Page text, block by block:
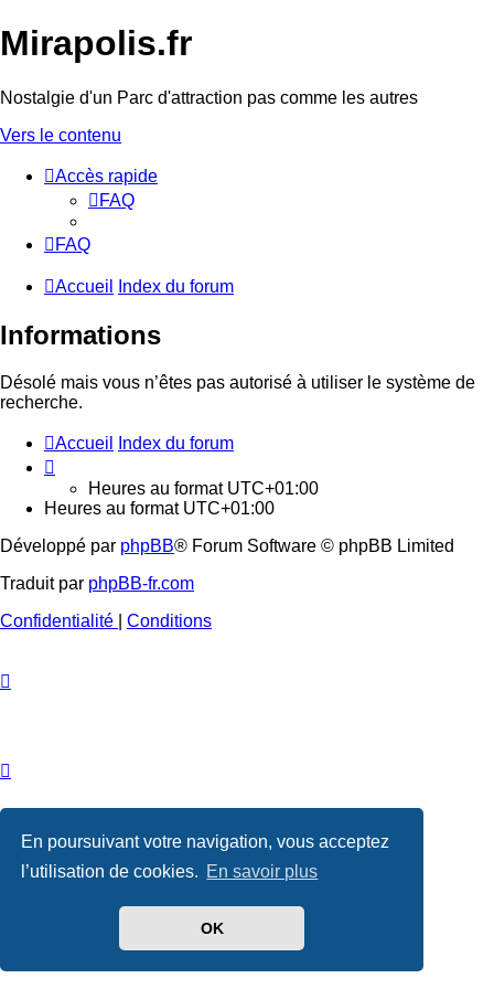
En poursuivant votre navigation, vous acceptez
l’utilisation de cookies. En savoir plus
OK
Mirapolis.fr
Nostalgie d'un Parc d'attraction pas comme les autres
Vers le contenu
Accès rapide
FAQ
FAQ
Accueil Index du forum
Informations
Désolé mais vous n’êtes pas autorisé à utiliser le système de
recherche.
Accueil Index du forum
Heures au format UTC+01:00
Heures au format UTC+01:00
Développé par phpBB® Forum Software © phpBB Limited
Traduit par phpBB-fr.com
Confidentialité
Conditions